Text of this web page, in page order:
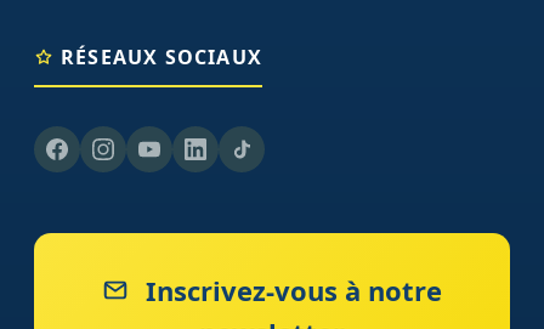
RÉSEAUX SOCIAUX
Inscrivez-vous à notre